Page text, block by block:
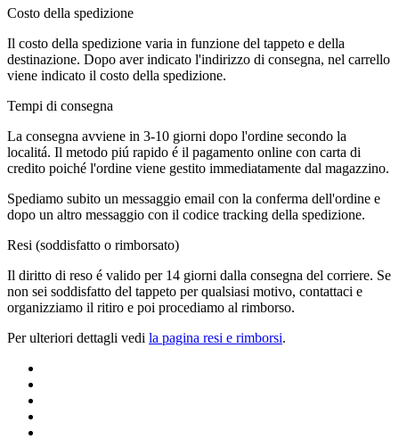
Costo della spedizione
Il costo della spedizione varia in funzione del tappeto e della
destinazione. Dopo aver indicato l'indirizzo di consegna, nel carrello
viene indicato il costo della spedizione.
Tempi di consegna
La consegna avviene in 3-10 giorni dopo l'ordine secondo la
localitá. Il metodo piú rapido é il pagamento online con carta di
credito poiché l'ordine viene gestito immediatamente dal magazzino.
Spediamo subito un messaggio email con la conferma dell'ordine e
dopo un altro messaggio con il codice tracking della spedizione.
Resi (soddisfatto o rimborsato)
Il diritto di reso é valido per 14 giorni dalla consegna del corriere. Se
non sei soddisfatto del tappeto per qualsiasi motivo, contattaci e
organizziamo il ritiro e poi procediamo al rimborso.
Per ulteriori dettagli vedi la pagina resi e rimborsi.